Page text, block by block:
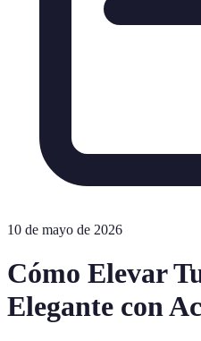
10 de mayo de 2026
Cómo Elevar
Elegante con